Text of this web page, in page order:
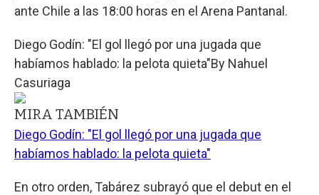
ante Chile a las 18:00 horas en el Arena Pantanal.
Diego Godín: "El gol llegó por una jugada que
habíamos hablado: la pelota quieta"By Nahuel
Casuriaga
MIRA TAMBIÉN
Diego Godín: "El gol llegó por una jugada que
habíamos hablado: la pelota quieta"
En otro orden, Tabárez subrayó que el debut en el